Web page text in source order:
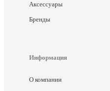
Аксессуары
Бренды
Информация
О компании